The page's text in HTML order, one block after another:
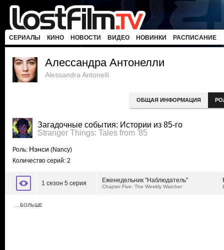
СЕРИАЛЫ КИНО НОВОСТИ ВИДЕО НОВИНКИ РАСПИСАНИЕ
Алессандра Антонелли
Alessandra Antonelli
ОБЩАЯ ИНФОРМАЦИЯ
Загадочные события: Истории из 85-го
Stranger Things: Tales from '85
Роль: Нэнси (Nancy)
Количество серий: 2
1 сезон 5 серия Еженедельник "Наблюдатель"
Chapter Five: The Weekly Watcher
…БОЛЬШЕ